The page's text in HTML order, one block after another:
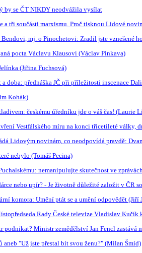
by se ČT NIKDY neodvážila vysílat
a tři součásti marxismu. Proč tisknou Lidové
mj. o Pinochetovi: Zradil jste vznešené
pocta Václavu Klausovi (Václav Pinkava)
(Jiřina Fuchsová)
doba: přednáška JČ při příležitosti inscenace
Kohák)
českému úředníku jde o váš čas! (Laurie
Vestfálského míru na konci třicetileté války,
Lidovým novinám, co neodpovídá pravdě:
nebylo (Tomáš Pecina)
nemanipulujte skutečnost ve
nebo upír? - Je životně důležité založit v
komora: Umění ptát se a umění odpovědět (Jiří
Rady České televize Vladislav Kučík
podnikat? Ministr zemědělství Jan Fencl
aneb "Už jste přestal bít svou ženu?" (Milan Šmíd)